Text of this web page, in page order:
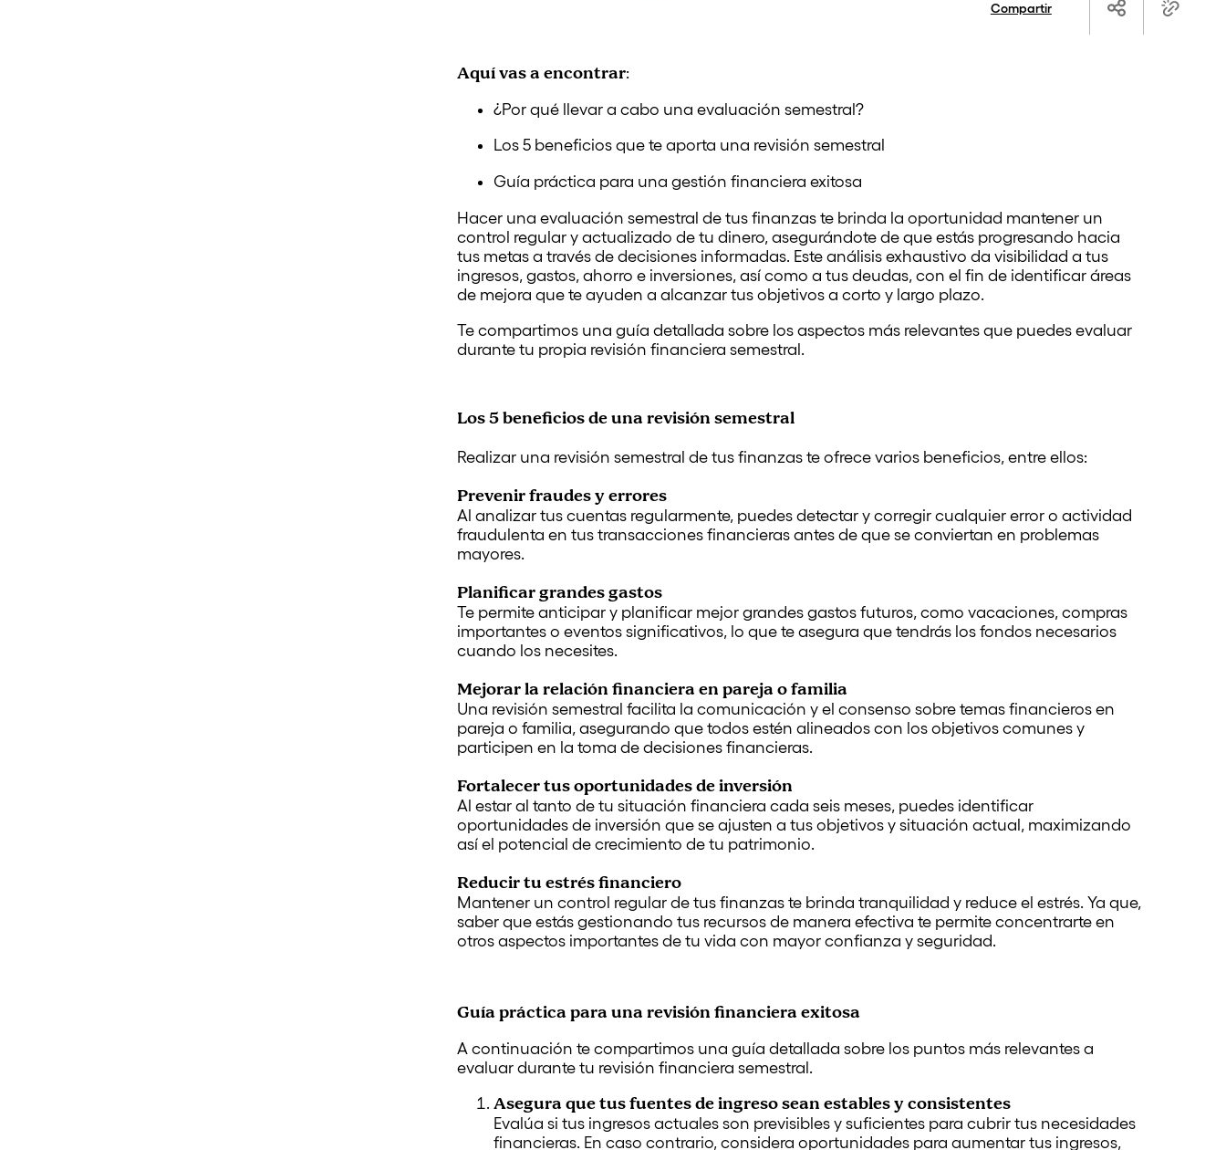
Compartir
Aquí vas a encontrar:
¿Por qué llevar a cabo una evaluación semestral?
Los 5 beneficios que te aporta una revisión semestral
Guía práctica para una gestión financiera exitosa
Hacer una evaluación semestral de tus finanzas te brinda la oportunidad mantener un
control regular y actualizado de tu dinero, asegurándote de que estás progresando hacia
tus metas a través de decisiones informadas. Este análisis exhaustivo da visibilidad a tus
ingresos, gastos, ahorro e inversiones, así como a tus deudas, con el fin de identificar áreas
de mejora que te ayuden a alcanzar tus objetivos a corto y largo plazo.
Te compartimos una guía detallada sobre los aspectos más relevantes que puedes evaluar
durante tu propia revisión financiera semestral.
Los 5 beneficios de una revisión semestral
Realizar una revisión semestral de tus finanzas te ofrece varios beneficios, entre ellos:
Prevenir fraudes y errores
Al analizar tus cuentas regularmente, puedes detectar y corregir cualquier error o actividad
fraudulenta en tus transacciones financieras antes de que se conviertan en problemas
mayores.
Planificar grandes gastos
Te permite anticipar y planificar mejor grandes gastos futuros, como vacaciones, compras
importantes o eventos significativos, lo que te asegura que tendrás los fondos necesarios
cuando los necesites.
Mejorar la relación financiera en pareja o familia
Una revisión semestral facilita la comunicación y el consenso sobre temas financieros en
pareja o familia, asegurando que todos estén alineados con los objetivos comunes y
participen en la toma de decisiones financieras.
Fortalecer tus oportunidades de inversión
Al estar al tanto de tu situación financiera cada seis meses, puedes identificar
oportunidades de inversión que se ajusten a tus objetivos y situación actual, maximizando
así el potencial de crecimiento de tu patrimonio.
Reducir tu estrés financiero
Mantener un control regular de tus finanzas te brinda tranquilidad y reduce el estrés. Ya que,
saber que estás gestionando tus recursos de manera efectiva te permite concentrarte en
otros aspectos importantes de tu vida con mayor confianza y seguridad.
Guía práctica para una revisión financiera exitosa
A continuación te compartimos una guía detallada sobre los puntos más relevantes a
evaluar durante tu revisión financiera semestral.
Asegura que tus fuentes de ingreso sean estables y consistentes
Evalúa si tus ingresos actuales son previsibles y suficientes para cubrir tus necesidades
financieras. En caso contrario, considera oportunidades para aumentar tus ingresos,